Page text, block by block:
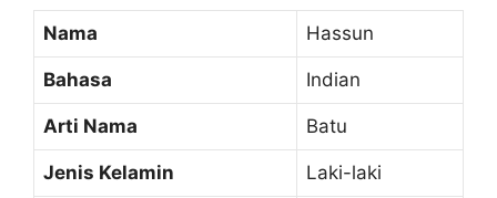
Nama Hassun
Bahasa Indian
Arti Nama Batu
Jenis Kelamin Laki-laki